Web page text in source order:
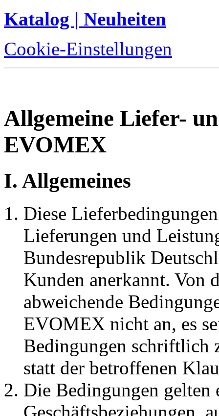
Katalog | Neuheiten
Cookie-Einstellungen
Allgemeine Liefer-
EVOMEX
I. Allgemeines
Diese
Lieferungen und
Bundesrepublik
Kunden anerkannt. Von
abweichende
EVOMEX nicht an, es
Bedingungen
statt der betroffenen
Die Bedingungen
Geschäftsbeziehungen,